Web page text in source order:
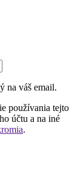
na váš email.
používania tejto
účtu a na iné
.